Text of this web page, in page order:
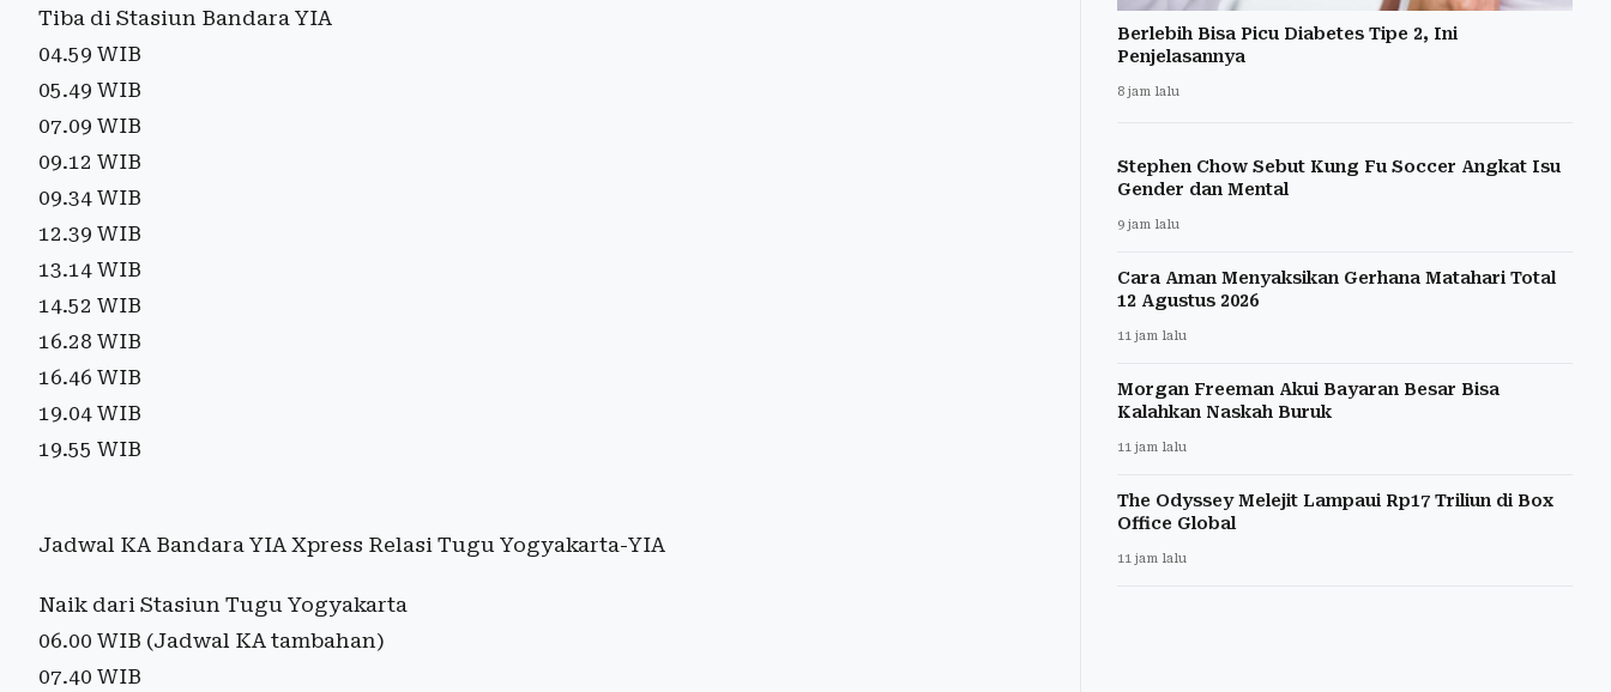
Tiba di Stasiun Bandara YIA
04.59 WIB
05.49 WIB
07.09 WIB
09.12 WIB
09.34 WIB
12.39 WIB
13.14 WIB
14.52 WIB
16.28 WIB
16.46 WIB
19.04 WIB
19.55 WIB
Jadwal KA Bandara YIA Xpress Relasi Tugu Yogyakarta-YIA
Naik dari Stasiun Tugu Yogyakarta
06.00 WIB (Jadwal KA tambahan)
07.40 WIB
Berlebih Bisa Picu Diabetes Tipe 2, Ini
Penjelasannya
8 jam lalu
Stephen Chow Sebut Kung Fu Soccer Angkat Isu
Gender dan Mental
9 jam lalu
Cara Aman Menyaksikan Gerhana Matahari Total
12 Agustus 2026
11 jam lalu
Morgan Freeman Akui Bayaran Besar Bisa
Kalahkan Naskah Buruk
11 jam lalu
The Odyssey Melejit Lampaui Rp17 Triliun di Box
Office Global
11 jam lalu